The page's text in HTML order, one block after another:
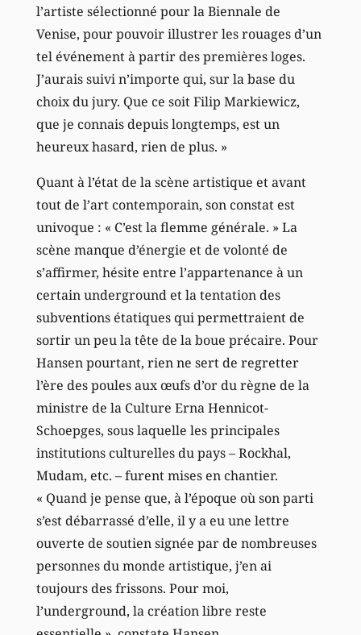
l’artiste sélectionné pour la Biennale de
Venise, pour pouvoir illustrer les rouages d’un
tel événement à partir des premières loges.
J’aurais suivi n’importe qui, sur la base du
choix du jury. Que ce soit Filip Markiewicz,
que je connais depuis longtemps, est un
heureux hasard, rien de plus. »
Quant à l’état de la scène artistique et avant
tout de l’art contemporain, son constat est
univoque : « C’est la flemme générale. » La
scène manque d’énergie et de volonté de
s’affirmer, hésite entre l’appartenance à un
certain underground et la tentation des
subventions étatiques qui permettraient de
sortir un peu la tête de la boue précaire. Pour
Hansen pourtant, rien ne sert de regretter
l’ère des poules aux œufs d’or du règne de la
ministre de la Culture Erna Hennicot-
Schoepges, sous laquelle les principales
institutions culturelles du pays – Rockhal,
Mudam, etc. – furent mises en chantier.
« Quand je pense que, à l’époque où son parti
s’est débarrassé d’elle, il y a eu une lettre
ouverte de soutien signée par de nombreuses
personnes du monde artistique, j’en ai
toujours des frissons. Pour moi,
l’underground, la création libre reste